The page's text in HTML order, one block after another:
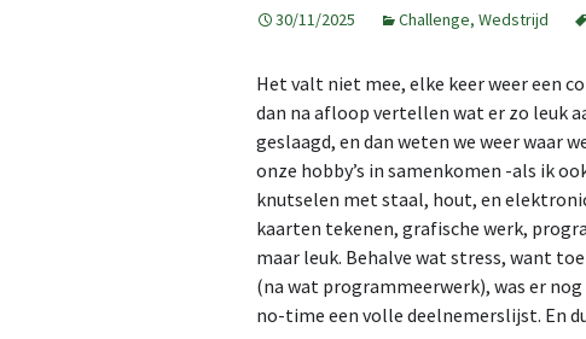
Open
30/11/2025 Challenge, Wedstrijd
Het valt niet mee, elke keer weer een
dan na afloop vertellen wat er zo leuk
geslaagd, en dan weten we weer waar
onze hobby’s in samenkomen -als ik
knutselen met staal, hout, en
kaarten tekenen, grafische werk,
maar leuk. Behalve wat stress, want
(na wat programmeerwerk), was er
no-time een volle deelnemerslijst. En